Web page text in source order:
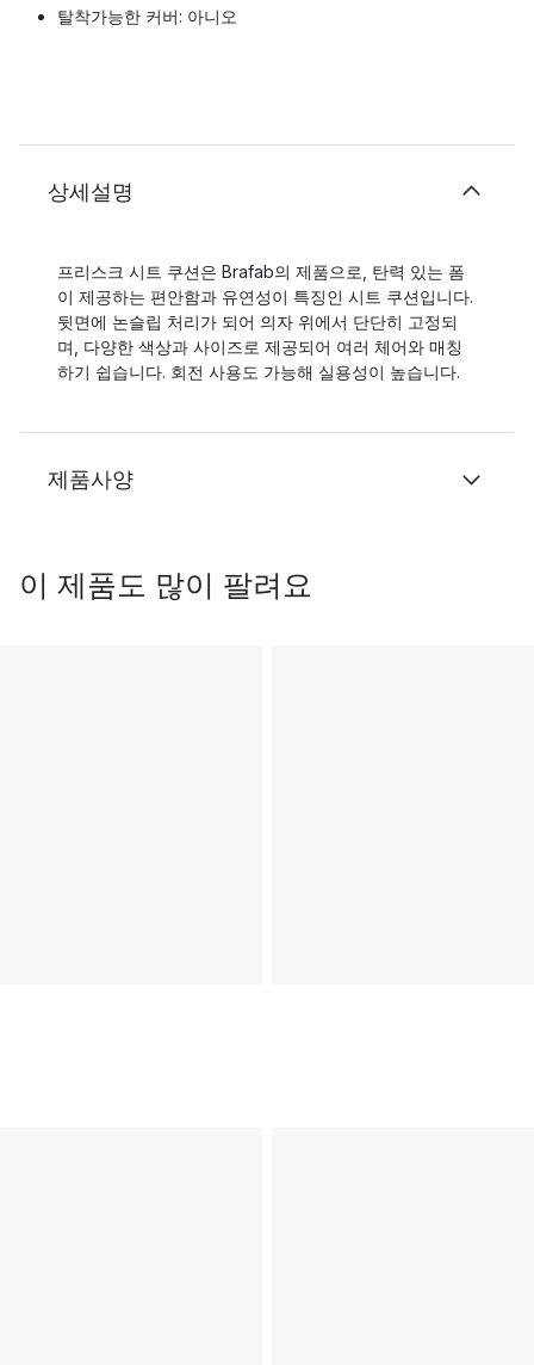
탈착가능한 커버: 아니오
상세설명
프리스크 시트 쿠션은 Brafab의 제품으로, 탄력 있는 폼
이 제공하는 편안함과 유연성이 특징인 시트 쿠션입니다.
뒷면에 논슬립 처리가 되어 의자 위에서 단단히 고정되
며, 다양한 색상과 사이즈로 제공되어 여러 체어와 매칭
하기 쉽습니다. 회전 사용도 가능해 실용성이 높습니다.
제품사양
이 제품도 많이 팔려요